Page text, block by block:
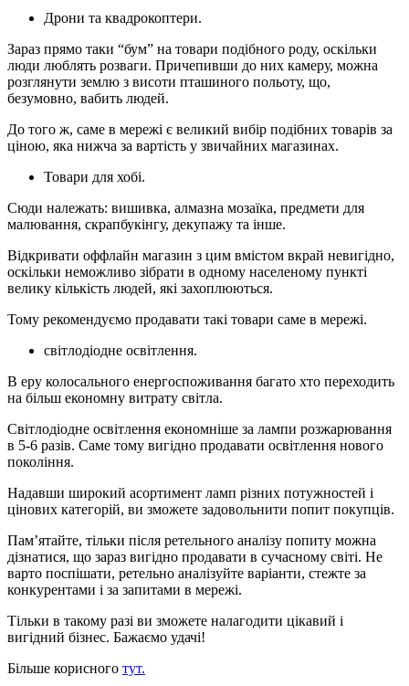
Дрони та квадрокоптери.
Зараз прямо таки “бум” на товари подібного роду, оскільки
люди люблять розваги. Причепивши до них камеру, можна
розглянути землю з висоти пташиного польоту, що,
безумовно, вабить людей.
До того ж, саме в мережі є великий вибір подібних товарів за
ціною, яка нижча за вартість у звичайних магазинах.
Товари для хобі.
Сюди належать: вишивка, алмазна мозаїка, предмети для
малювання, скрапбукінгу, декупажу та інше.
Відкривати оффлайн магазин з цим вмістом вкрай невигідно,
оскільки неможливо зібрати в одному населеному пункті
велику кількість людей, які захоплюються.
Тому рекомендуємо продавати такі товари саме в мережі.
світлодіодне освітлення.
В еру колосального енергоспоживання багато хто переходить
на більш економну витрату світла.
Світлодіодне освітлення економніше за лампи розжарювання
в 5-6 разів. Саме тому вигідно продавати освітлення нового
покоління.
Надавши широкий асортимент ламп різних потужностей і
цінових категорій, ви зможете задовольнити попит покупців.
Пам’ятайте, тільки після ретельного аналізу попиту можна
дізнатися, що зараз вигідно продавати в сучасному світі. Не
варто поспішати, ретельно аналізуйте варіанти, стежте за
конкурентами і за запитами в мережі.
Тільки в такому разі ви зможете налагодити цікавий і
вигідний бізнес. Бажаємо удачі!
Більше корисного тут.